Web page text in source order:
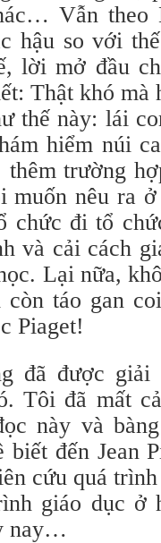
Vẫn theo
hậu so với
lời mở đầu
Thật khó
thế này: lái
hiểm núi
trường
muốn nêu ra
chức đi tổ
và cải cách
Lại nữa,
táo gan
Piaget!
đã được giải
Tôi đã mất
này và
biết đến Jean
cứu quá
giáo dục ở
nay…